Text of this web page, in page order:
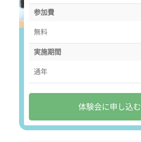
参加費
無料
実施期間
通年
体験会に申し込む